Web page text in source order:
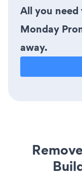
All you
Monday
away.